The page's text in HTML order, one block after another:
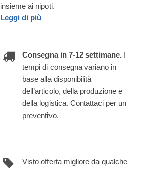
insieme ai nipoti.
Leggi di più
Consegna in 7-12 settimane. I
tempi di consegna variano in
base alla disponibilità
dell’articolo, della produzione e
della logistica. Contattaci per un
preventivo.
Visto offerta migliore da qualche